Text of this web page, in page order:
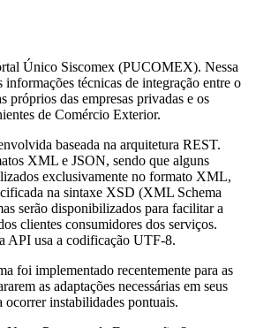
Único Siscomex (PUCOMEX). Nessa
informações técnicas de integração entre o
próprios das empresas privadas e os
de Comércio Exterior.
baseada na arquitetura REST.
XML e JSON, sendo que alguns
exclusivamente no formato XML,
na sintaxe XSD (XML Schema
serão disponibilizados para facilitar a
clientes consumidores dos serviços.
API usa a codificação UTF-8.
foi implementado recentemente para as
as adaptações necessárias em seus
ocorrer instabilidades pontuais.